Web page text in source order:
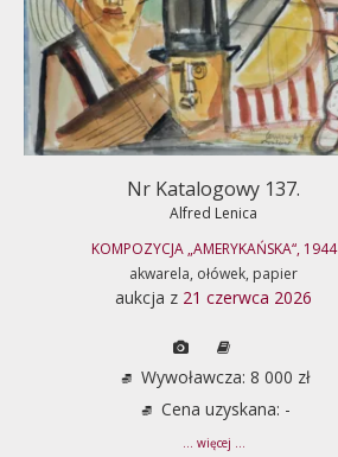
Nr Katalogowy 137.
Alfred Lenica
KOMPOZYCJA „AMERYKAŃSKA“, 1944
akwarela, ołówek, papier
aukcja z 21 czerwca 2026
Wywoławcza: 8 000 zł
Cena uzyskana: -
... więcej ...